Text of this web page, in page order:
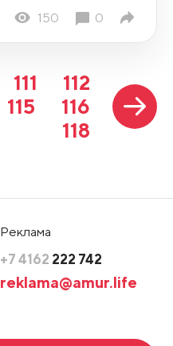
150 0
111
112
115
116
118
Реклама
+7 4162 222 742
reklama@amur.life